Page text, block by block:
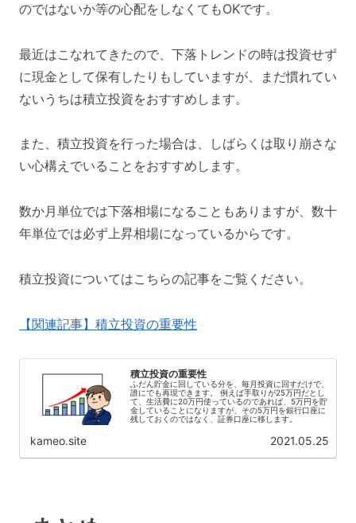
のではないか等の心配をしなくてもOKです。
最近はこなれてきたので、下落トレンドの時は投資せず
に現金として保有したりもしていますが、まだ慣れてい
ないうちは積立投資をおすすめします。
また、積立投資を行った場合は、しばらくは取り崩さな
い心構えでいることをおすすめします。
数か月単位では下落相場になることもありますが、数十
年単位では必ず上昇相場になっているからです。
積立投資についてはこちらの記事をご覧ください。
【関連記事】積立投資の重要性
積立投資の重要性
ふだん貯金に回している分を、毎月投資に回すだけで、
誰にでも再現できます。 例えば手取りが25万円だとし
て、生活費に20万円使っているのであれば、5万円を貯
金していることになりますが、その5万円を銀行口座に
残しておくのではなく、証券口座に移します。
kameo.site 2021.05.25